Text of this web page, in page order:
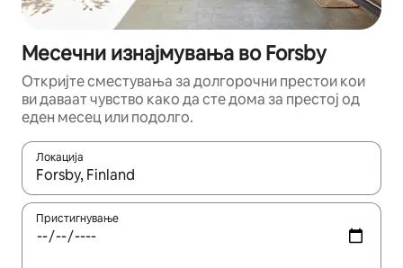
Месечни изнајмувања во Forsby
Откријте сместувања за долгорочни престои кои
ви даваат чувство како да сте дома за престој од
еден месец или подолго.
Локација
Кога резултатите се достапни, движете се со копчињата
Пристигнување